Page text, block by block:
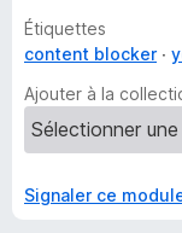
Étiquettes
content blocker
Ajouter à la
Signaler ce